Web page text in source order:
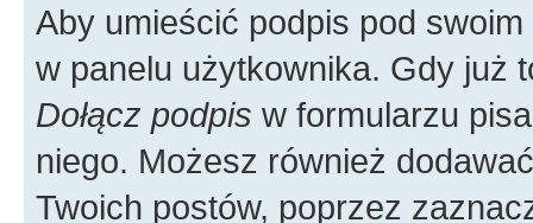
Aby umieścić podpis pod
w panelu użytkownika. Gdy już
Dołącz podpis w formularzu
niego. Możesz również
Twoich postów, poprzez